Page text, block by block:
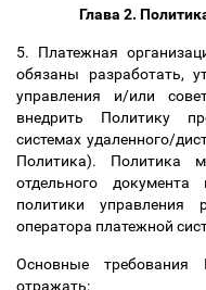
Глава 2.
5. Платежная
обязаны разработать,
управления и/или
внедрить Политику
системах удаленного/
Политика). Политика
отдельного
политики управления
оператора платежной
Основные
отражать: